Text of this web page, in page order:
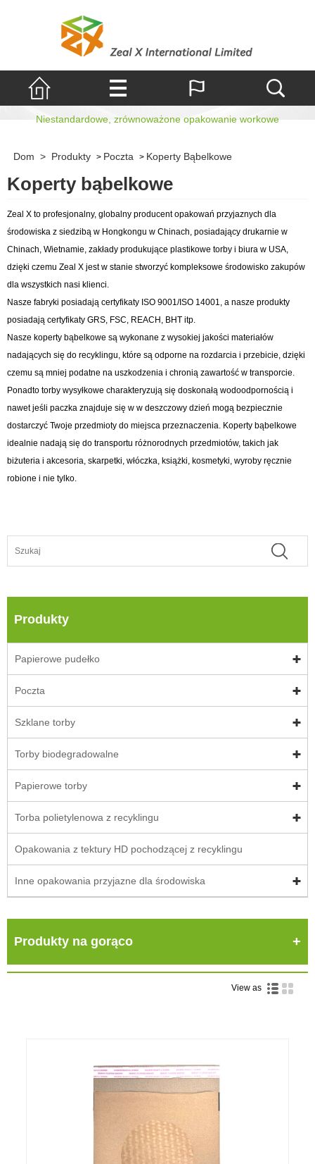
Koperty bąbelkowe
Niestandardowe, zrównoważone opakowanie workowe
Dom > Produkty > Poczta > Koperty Bąbelkowe
Koperty bąbelkowe
Zeal X to profesjonalny, globalny producent opakowań przyjaznych dla
środowiska z siedzibą w Hongkongu w Chinach, posiadający drukarnie w
Chinach, Wietnamie, zakłady produkujące plastikowe torby i biura w USA,
dzięki czemu Zeal X jest w stanie stworzyć kompleksowe środowisko zakupów
dla wszystkich nasi klienci.
Nasze fabryki posiadają certyfikaty ISO 9001/ISO 14001, a nasze produkty
posiadają certyfikaty GRS, FSC, REACH, BHT itp.
Nasze koperty bąbelkowe są wykonane z wysokiej jakości materiałów
nadających się do recyklingu, które są odporne na rozdarcia i przebicie, dzięki
czemu są mniej podatne na uszkodzenia i chronią zawartość w transporcie.
Ponadto torby wysyłkowe charakteryzują się doskonałą wodoodpornością i
nawet jeśli paczka znajduje się w w deszczowy dzień mogą bezpiecznie
dostarczyć Twoje przedmioty do miejsca przeznaczenia. Koperty bąbelkowe
idealnie nadają się do transportu różnorodnych przedmiotów, takich jak
biżuteria i akcesoria, skarpetki, włóczka, książki, kosmetyki, wyroby ręcznie
robione i nie tylko.
Produkty
Papierowe pudełko
Poczta
Szklane torby
Torby biodegradowalne
Papierowe torby
Torba polietylenowa z recyklingu
Opakowania z tektury HD pochodzącej z recyklingu
Inne opakowania przyjazne dla środowiska
Produkty na gorąco
View as